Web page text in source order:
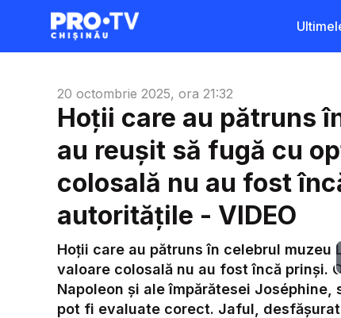
20 octombrie 2025, ora 21:32
Hoții care au pătruns
au reușit să fugă cu
colosală nu au fost
autoritățile - VIDEO
Hoții care au pătruns în celebrul
valoare colosală nu au fost încă prinși.
Napoleon și ale împărătesei
pot fi evaluate corect. Jaful,